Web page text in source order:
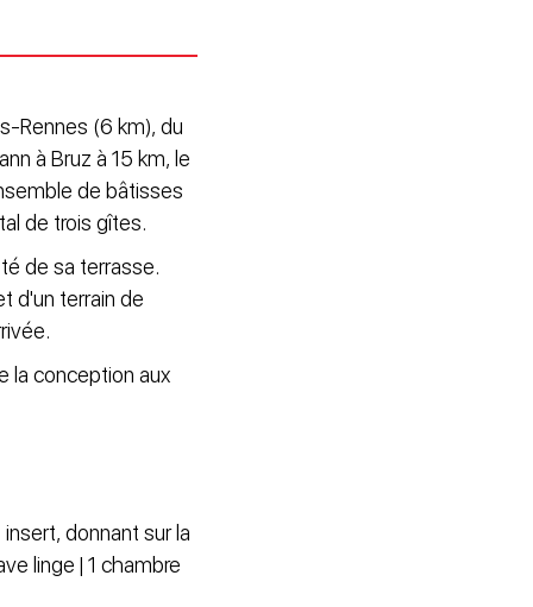
Rennes (6 km), du
à Bruz à 15 km, le
de bâtisses
de trois gîtes.
de sa terrasse.
d'un terrain de
la conception aux
donnant sur la
linge | 1 chambre